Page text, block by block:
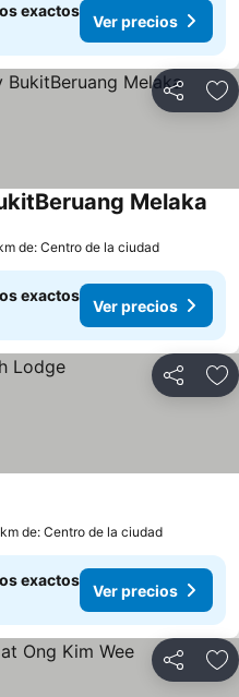
exactos
Ver precios
Compartir
Melaka
de: Centro de la ciudad
exactos
Ver precios
Compartir
de: Centro de la ciudad
exactos
Ver precios
Compartir